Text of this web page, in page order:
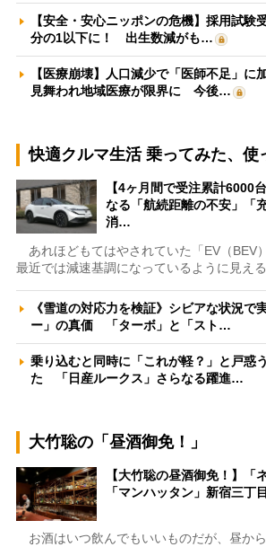
【安全・安心ニッポンの危機】採用試験
分の1以下に！ 出生数減がも…
【医療崩壊】人口減少で「医師不足」に
見舞われ地域医療が限界に 今後…
快適クルマ生活 乗ってみた、使
【4ヶ月間で受注累計6000
なる「航続距離の不安」「
消…
あれほどもてはやされていた「EV（BEV
最近では減速基調になっているように見え
《雪道の対応力を検証》シビアな状況で
ー」の真価 「ターボ」と「スト…
乗り込むと同時に「これが軽？」と戸惑
た 「日産ルークス」さらなる躍進…
大竹聡の「昼酒御免！」
【大竹聡の昼酒御免！】「
「マンハッタン」新宿三
お酒はいつ飲んでもいいものだが、昼か